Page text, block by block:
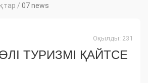
/ 07 news
Оқылды: 231
ТУРИЗМІ ҚАЙТСЕ